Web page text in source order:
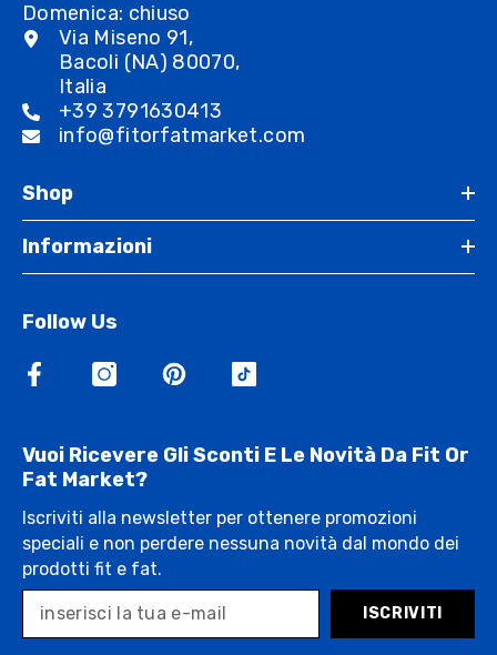
Domenica: chiuso
Via Miseno 91,
Bacoli (NA) 80070,
Italia
+39 3791630413
info@fitorfatmarket.com
Shop
Informazioni
Follow Us
Vuoi Ricevere Gli Sconti E Le Novità Da Fit Or
Fat Market?
Iscriviti alla newsletter per ottenere promozioni
speciali e non perdere nessuna novità dal mondo dei
prodotti fit e fat.
ISCRIVITI